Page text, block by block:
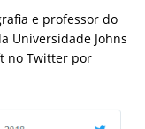
e professor do
Universidade Johns
no Twitter por